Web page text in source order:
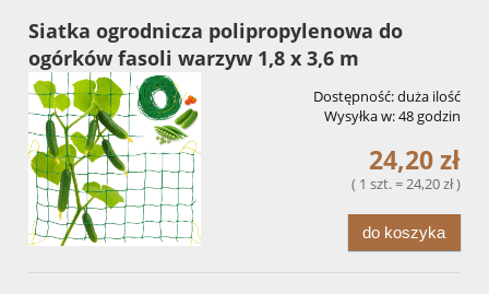
Siatka ogrodnicza polipropylenowa do
ogórków fasoli warzyw 1,8 x 3,6 m
Dostępność:duża ilość
Wysyłka w:48 godzin
24,20 zł
( 1 szt. = 24,20 zł )
do koszyka